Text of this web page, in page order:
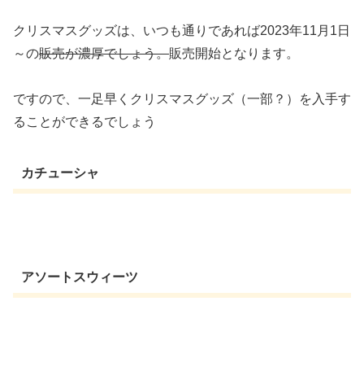
クリスマスグッズは、いつも通りであれば2023年11月1日
～の販売が濃厚でしょう。販売開始となります。
ですので、一足早くクリスマスグッズ（一部？）を入手す
ることができるでしょう
カチューシャ
アソートスウィーツ